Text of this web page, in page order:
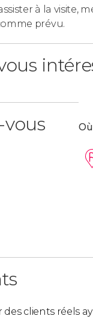
groupes de plus
à la visite,
prévu.
des clients réels